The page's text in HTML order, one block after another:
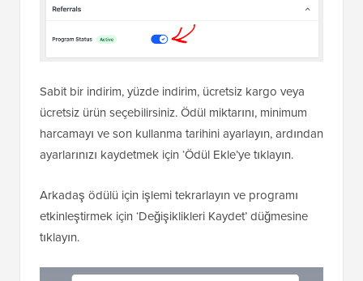
Sabit bir indirim, yüzde indirim, ücretsiz kargo veya
ücretsiz ürün seçebilirsiniz. Ödül miktarını, minimum
harcamayı ve son kullanma tarihini ayarlayın, ardından
ayarlarınızı kaydetmek için ‘Ödül Ekle’ye tıklayın.
Arkadaş ödülü için işlemi tekrarlayın ve programı
etkinleştirmek için ‘Değişiklikleri Kaydet’ düğmesine
tıklayın.